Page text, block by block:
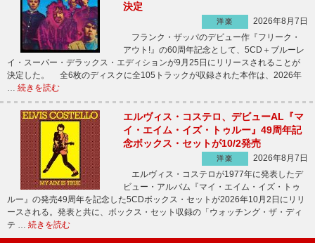
決定
洋楽
2026年8月7日
フランク・ザッパのデビュー作『フリーク・
アウト!』の60周年記念として、5CD＋ブルーレ
イ・スーパー・デラックス・エディションが9月25日にリリースされることが
決定した。 全6枚のディスクに全105トラックが収録された本作は、2026年
… 続きを読む
エルヴィス・コステロ、デビューAL『マ
イ・エイム・イズ・トゥルー』49周年記
念ボックス・セットが10/2発売
洋楽
2026年8月7日
エルヴィス・コステロが1977年に発表したデ
ビュー・アルバム『マイ・エイム・イズ・トゥ
ルー』の発売49周年を記念した5CDボックス・セットが2026年10月2日にリリ
ースされる。発表と共に、ボックス・セット収録の「ウォッチング・ザ・ディ
テ … 続きを読む